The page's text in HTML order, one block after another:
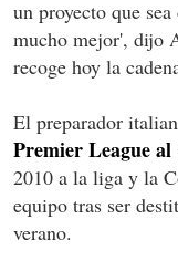
un proyecto que
mucho mejor', dijo
recoge hoy la
El preparador
Premier League al
2010 a la liga y la
equipo tras ser
verano.